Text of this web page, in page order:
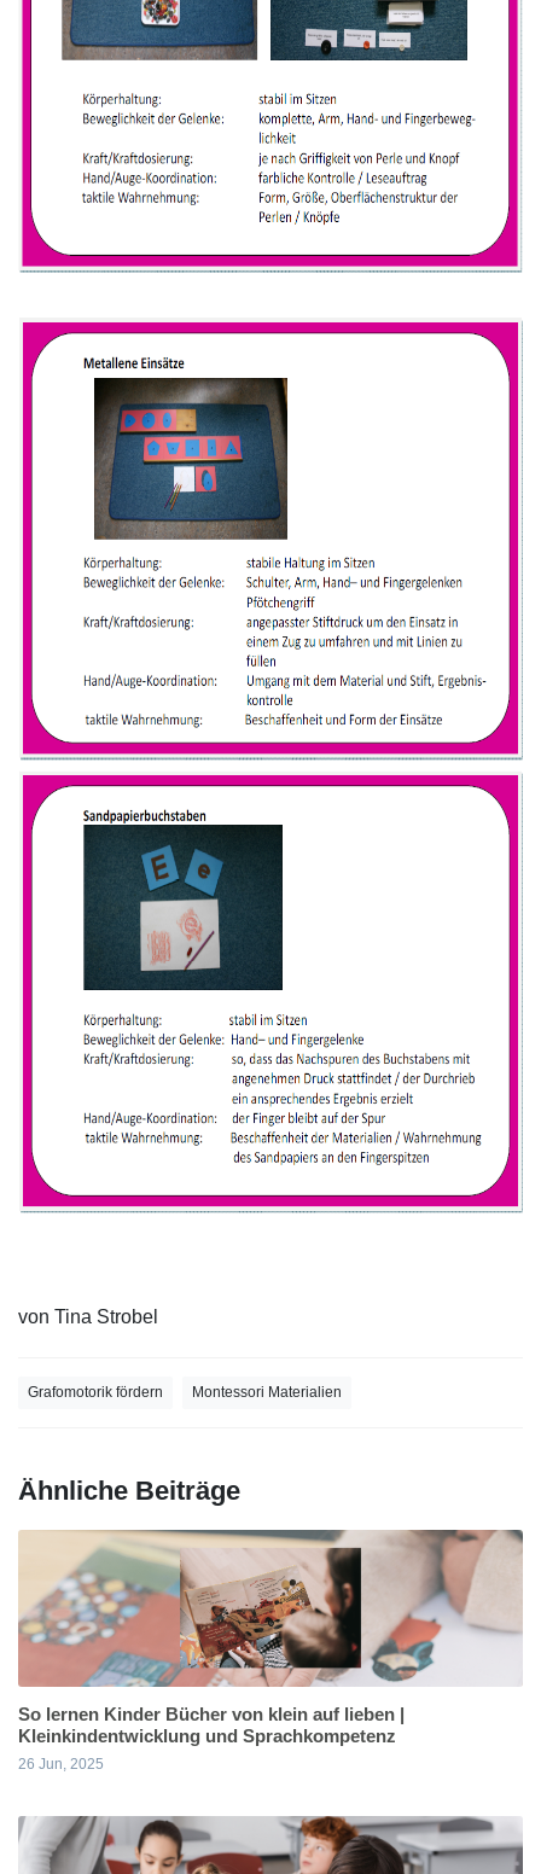
von Tina Strobel
Grafomotorik fördern Montessori Materialien
Ähnliche Beiträge
So lernen Kinder Bücher von klein auf lieben |
Kleinkindentwicklung und Sprachkompetenz
26 Jun, 2025